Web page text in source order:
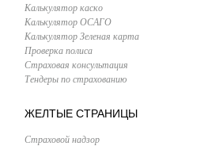
Калькулятор каско
Калькулятор ОСАГО
Калькулятор Зеленая карта
Проверка полиса
Страховая консультация
Тендеры по страхованию
ЖЕЛТЫЕ СТРАНИЦЫ
Страховой надзор